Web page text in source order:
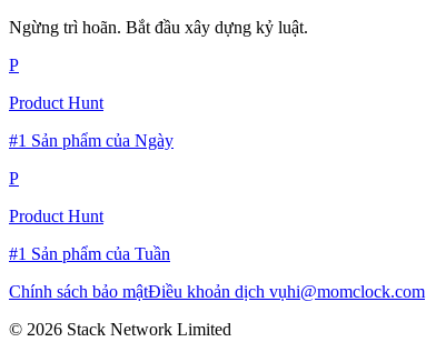
Ngừng trì hoãn. Bắt đầu xây dựng kỷ luật.
P
Product Hunt
#1 Sản phẩm của Ngày
P
Product Hunt
#1 Sản phẩm của Tuần
Chính sách bảo mậtĐiều khoản dịch vụhi@momclock.com
© 2026 Stack Network Limited